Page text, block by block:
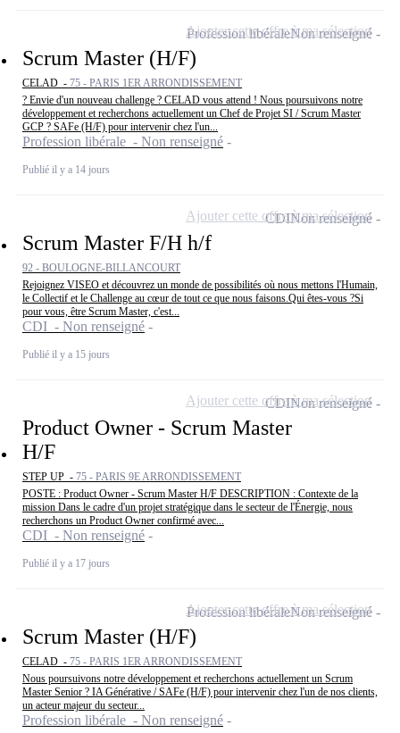
Scrum Master (H/F)
CELAD - 75 - PARIS 1ER ARRONDISSEMENT
? Envie d'un nouveau challenge ? CELAD vous attend ! Nous poursuivons notre
développement et recherchons actuellement un Chef de Projet SI / Scrum Master
GCP ? SAFe (H/F) pour intervenir chez l'un...
Profession libérale - Non renseigné
Publié il y a 14 jours
Profession libéraleNon renseigné
Ajouter cette offre à ma sélection
Scrum Master F/H h/f
92 - BOULOGNE-BILLANCOURT
Rejoignez VISEO et découvrez un monde de possibilités où nous mettons l'Humain,
le Collectif et le Challenge au cœur de tout ce que nous faisons.Qui êtes-vous ?Si
pour vous, être Scrum Master, c'est...
CDI - Non renseigné
Publié il y a 15 jours
CDINon renseigné
Ajouter cette offre à ma sélection
Product Owner - Scrum Master
H/F
STEP UP - 75 - PARIS 9E ARRONDISSEMENT
POSTE : Product Owner - Scrum Master H/F DESCRIPTION : Contexte de la
mission Dans le cadre d'un projet stratégique dans le secteur de l'Énergie, nous
recherchons un Product Owner confirmé avec...
CDI - Non renseigné
Publié il y a 17 jours
CDINon renseigné
Ajouter cette offre à ma sélection
Scrum Master (H/F)
CELAD - 75 - PARIS 1ER ARRONDISSEMENT
Nous poursuivons notre développement et recherchons actuellement un Scrum
Master Senior ? IA Générative / SAFe (H/F) pour intervenir chez l'un de nos clients,
un acteur majeur du secteur...
Profession libérale - Non renseigné
Profession libéraleNon renseigné
Ajouter cette offre à ma sélection